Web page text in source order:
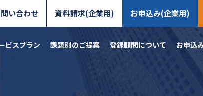
い合わせ 資料請求(企業用) お申込み(企業用)
ビスプラン 課題別のご提案 登録顧問について お申込